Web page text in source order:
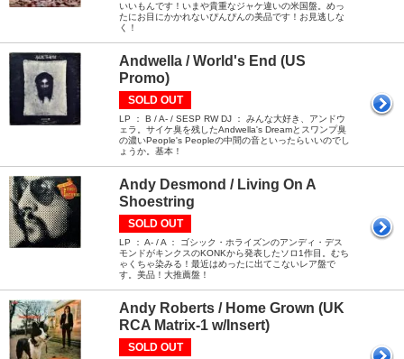
いいもんです！いまや貴重なジャケ違いの米国盤。めっ
たにお目にかかれないぴんぴんの美品です！お見逃しな
く！
Andwella / World's End (US
Promo)
SOLD OUT
LP ： B / A- / SESP RW DJ ： みんな大好き、アンドウ
ェラ。サイケ臭を残したAndwella's Dreamとスワンプ臭
の濃いPeople's Peopleの中間の音といったらいいのでし
ょうか。基本！
Andy Desmond / Living On A
Shoestring
SOLD OUT
LP ： A- / A ： ゴシック・ホライズンのアンディ・デス
モンドがキンクスのKONKから発表したソロ1作目。むち
ゃくちゃ染みる！最近はめったに出てこないレア盤で
す。美品！大推薦盤！
Andy Roberts / Home Grown (UK
RCA Matrix-1 w/Insert)
SOLD OUT